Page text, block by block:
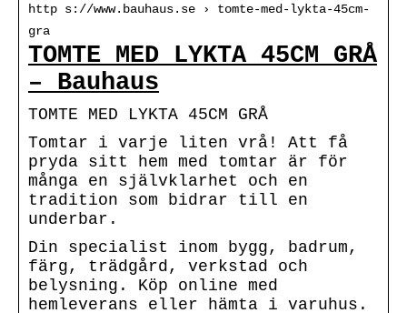
http s://www.bauhaus.se › tomte-med-lykta-45cm-
gra
TOMTE MED LYKTA 45CM GRÅ
– Bauhaus
TOMTE MED LYKTA 45CM GRÅ
Tomtar i varje liten vrå! Att få
pryda sitt hem med tomtar är för
många en självklarhet och en
tradition som bidrar till en
underbar.
Din specialist inom bygg, badrum,
färg, trädgård, verkstad och
belysning. Köp online med
hemleverans eller hämta i varuhus.